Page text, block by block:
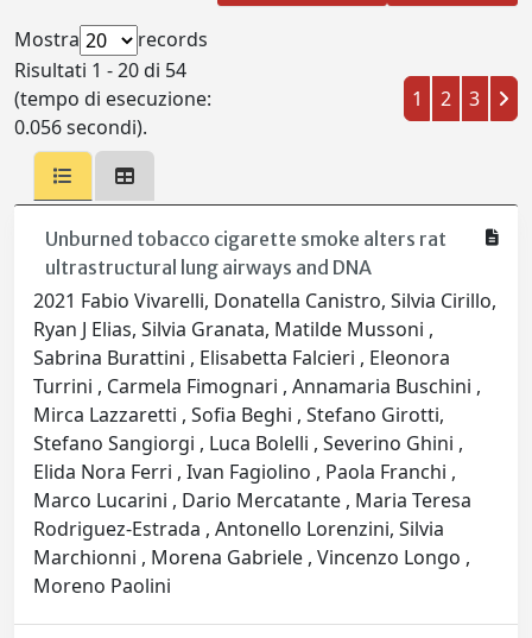
Mostra
records
Risultati 1 - 20 di 54
(tempo di esecuzione:
0.056 secondi).
1 2 3
Unburned tobacco cigarette smoke alters rat
ultrastructural lung airways and DNA
2021 Fabio Vivarelli, Donatella Canistro, Silvia Cirillo,
Ryan J Elias, Silvia Granata, Matilde Mussoni ,
Sabrina Burattini , Elisabetta Falcieri , Eleonora
Turrini , Carmela Fimognari , Annamaria Buschini ,
Mirca Lazzaretti , Sofia Beghi , Stefano Girotti,
Stefano Sangiorgi , Luca Bolelli , Severino Ghini ,
Elida Nora Ferri , Ivan Fagiolino , Paola Franchi ,
Marco Lucarini , Dario Mercatante , Maria Teresa
Rodriguez-Estrada , Antonello Lorenzini, Silvia
Marchionni , Morena Gabriele , Vincenzo Longo ,
Moreno Paolini